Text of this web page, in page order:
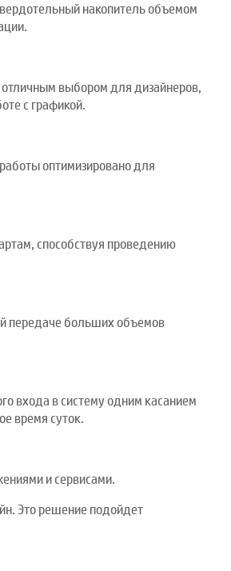
накопитель объемом
отличным выбором для дизайнеров,
с графикой.
оптимизировано для
способствуя проведению
передаче больших объемов
входа в систему одним касанием
время суток.
и сервисами.
Это решение подойдет